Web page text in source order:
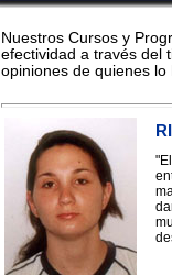
Nuestros Cursos y
efectividad a través del
opiniones de quienes